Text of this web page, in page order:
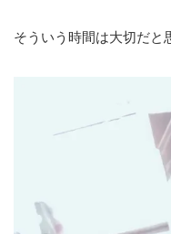
そういう時間は大切だと